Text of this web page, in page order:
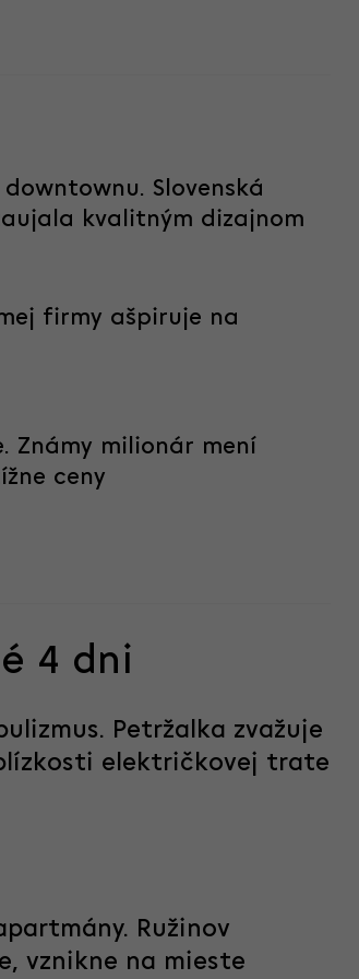
Slovenská
kvalitným dizajnom
firmy ašpiruje na
Známy milionár mení
ceny
4 dni
Petržalka zvažuje
električkovej trate
Ružinov
vznikne na mieste